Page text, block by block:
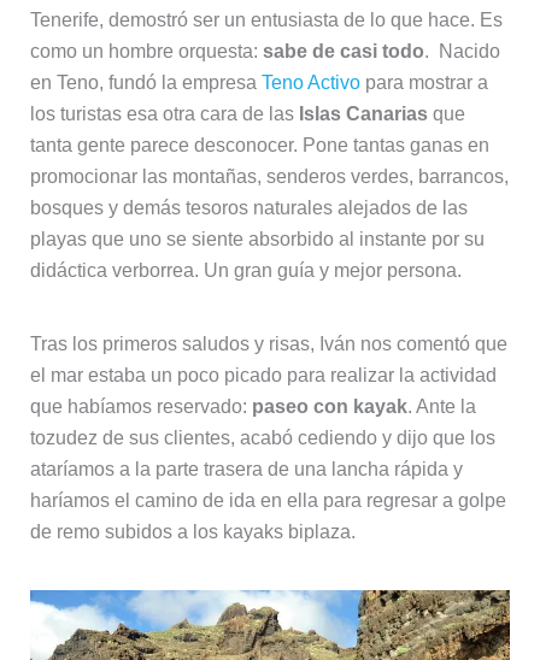
Tenerife, demostró ser un entusiasta de lo que hace. Es
como un hombre orquesta: sabe de casi todo. Nacido
en Teno, fundó la empresa Teno Activopara mostrar a
los turistas esa otra cara de las Islas Canariasque
tanta gente parece desconocer. Pone tantas ganas en
promocionar las montañas, senderos verdes, barrancos,
bosques y demás tesoros naturales alejados de las
playas que uno se siente absorbido al instante por su
didáctica verborrea. Un gran guía y mejor persona.
Tras los primeros saludos y risas, Iván nos comentó que
el mar estaba un poco picado para realizar la actividad
que habíamos reservado: paseo con kayak. Ante la
tozudez de sus clientes, acabó cediendo y dijo que los
ataríamos a la parte trasera de una lancha rápida y
haríamos el camino de ida en ella para regresar a golpe
de remo subidos a los kayaks biplaza.